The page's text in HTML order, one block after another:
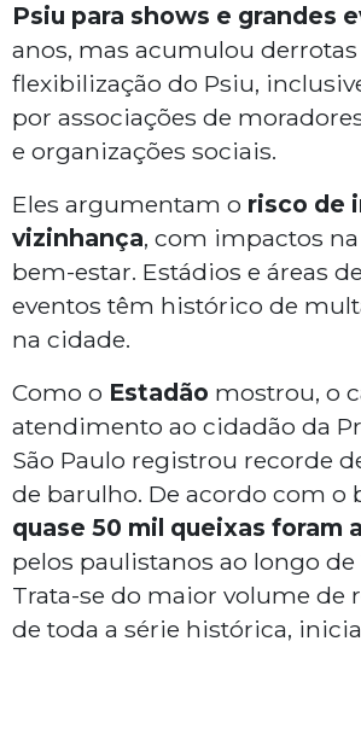
Psiu para shows e grandes
anos, mas acumulou derrotas
flexibilização do Psiu,
por associações de
e organizações sociais.
Eles argumentam o risco de
vizinhança, com impactos
bem-estar. Estádios e áreas
eventos têm histórico de
na cidade.
Como o Estadão mostrou, o
atendimento ao cidadão da
São Paulo registrou recorde
de barulho. De acordo com o
quase 50 mil queixas foram
pelos paulistanos ao longo de
Trata-se do maior volume de
de toda a série histórica,